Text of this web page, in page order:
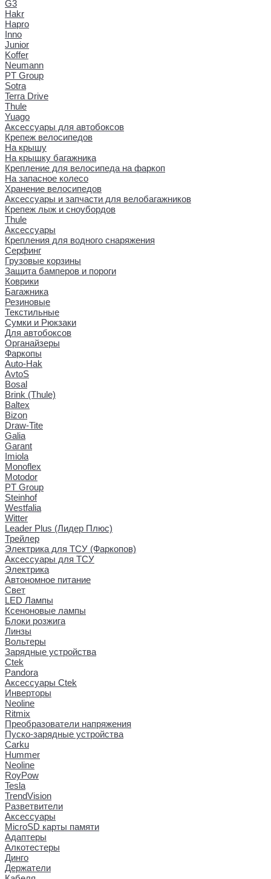
G3
Hakr
Hapro
Inno
Junior
Koffer
Neumann
PT Group
Sotra
Terra Drive
Thule
Yuago
Аксессуары для автобоксов
Крепеж велосипедов
На крышу
На крышку багажника
Крепление для велосипеда на фаркоп
На запасное колесо
Хранение велосипедов
Аксессуары и запчасти для велобагажников
Крепеж лыж и сноубордов
Thule
Аксессуары
Крепления для водного снаряжения
Серфинг
Грузовые корзины
Защита бамперов и пороги
Коврики
Багажника
Резиновые
Текстильные
Сумки и Рюкзаки
Для автобоксов
Органайзеры
Фаркопы
Auto-Hak
AvtoS
Bosal
Brink (Thule)
Baltex
Bizon
Draw-Tite
Galia
Garant
Imiola
Monoflex
Motodor
PT Group
Steinhof
Westfalia
Witter
Leader Plus (Лидер Плюс)
Трейлер
Электрика для ТСУ (Фаркопов)
Аксессуары для ТСУ
Электрика
Автономное питание
Свет
LED Лампы
Ксеноновые лампы
Блоки розжига
Линзы
Вольтеры
Зарядные устройства
Ctek
Pandora
Аксессуары Ctek
Инверторы
Neoline
Ritmix
Преобразователи напряжения
Пуско-зарядные устройства
Carku
Hummer
Neoline
RoyPow
Tesla
TrendVision
Разветвители
Аксессуары
MicroSD карты памяти
Адаптеры
Алкотестеры
Динго
Держатели